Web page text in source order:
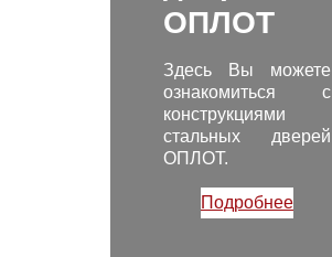
ОПЛОТ
Здесь Вы можете
ознакомиться с
конструкциями
стальных дверей
ОПЛОТ.
Подробнее